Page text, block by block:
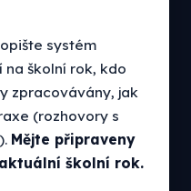
systém
školní rok, kdo
zpracovávány, jak
(rozhovory s
Mějte připraveny
školní rok.